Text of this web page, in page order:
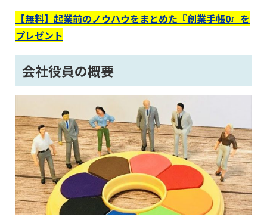
【無料】起業前のノウハウをまとめた『創業手帳0』を
プレゼント
会社役員の概要